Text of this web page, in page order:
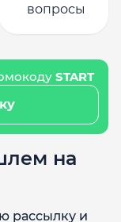
вопросы
START
на
рассылку и